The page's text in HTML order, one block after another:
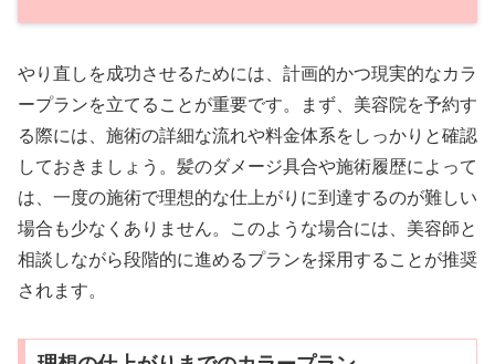
やり直しを成功させるためには、計画的かつ現実的なカラ
ープランを立てることが重要です。まず、美容院を予約す
る際には、施術の詳細な流れや料金体系をしっかりと確認
しておきましょう。髪のダメージ具合や施術履歴によって
は、一度の施術で理想的な仕上がりに到達するのが難しい
場合も少なくありません。このような場合には、美容師と
相談しながら段階的に進めるプランを採用することが推奨
されます。